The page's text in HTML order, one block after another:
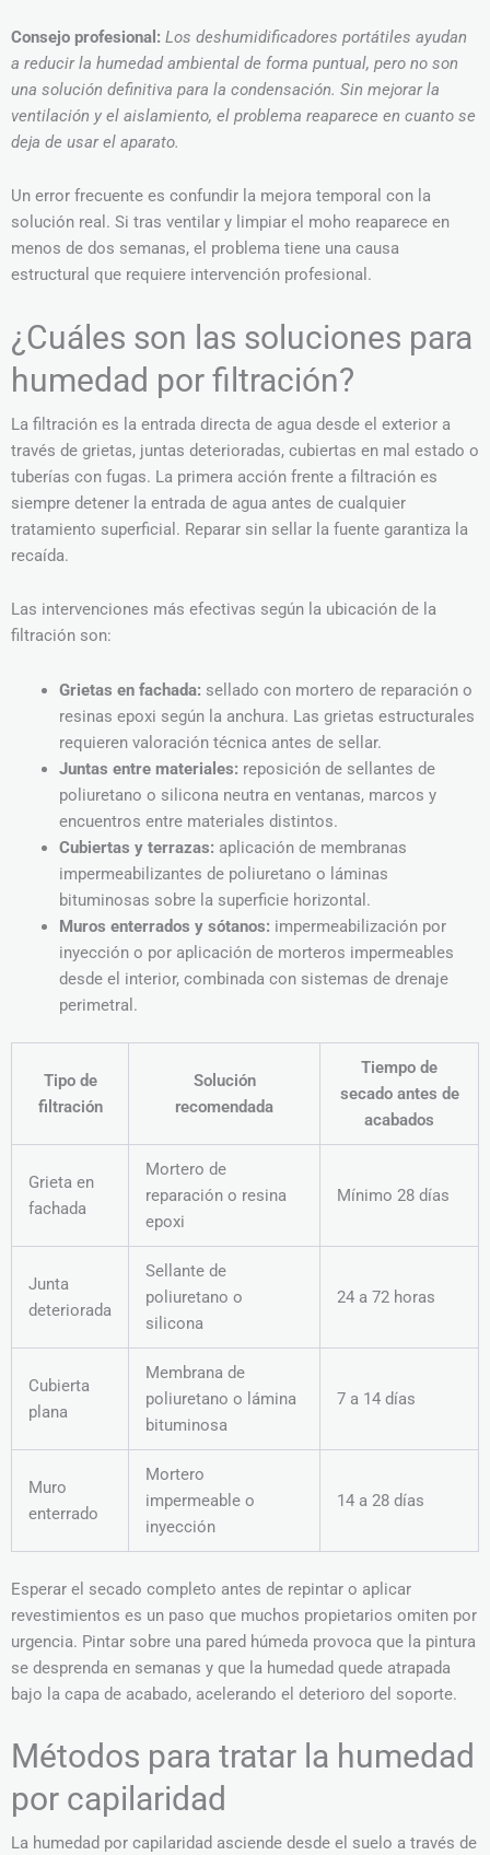
Consejo profesional: Los deshumidificadores portátiles ayudan
a reducir la humedad ambiental de forma puntual, pero no son
una solución definitiva para la condensación. Sin mejorar la
ventilación y el aislamiento, el problema reaparece en cuanto se
deja de usar el aparato.
Un error frecuente es confundir la mejora temporal con la
solución real. Si tras ventilar y limpiar el moho reaparece en
menos de dos semanas, el problema tiene una causa
estructural que requiere intervención profesional.
¿Cuáles son las soluciones para
humedad por filtración?
La filtración es la entrada directa de agua desde el exterior a
través de grietas, juntas deterioradas, cubiertas en mal estado o
tuberías con fugas. La primera acción frente a filtración es
siempre detener la entrada de agua antes de cualquier
tratamiento superficial. Reparar sin sellar la fuente garantiza la
recaída.
Las intervenciones más efectivas según la ubicación de la
filtración son:
Grietas en fachada: sellado con mortero de reparación o
resinas epoxi según la anchura. Las grietas estructurales
requieren valoración técnica antes de sellar.
Juntas entre materiales: reposición de sellantes de
poliuretano o silicona neutra en ventanas, marcos y
encuentros entre materiales distintos.
Cubiertas y terrazas: aplicación de membranas
impermeabilizantes de poliuretano o láminas
bituminosas sobre la superficie horizontal.
Muros enterrados y sótanos: impermeabilización por
inyección o por aplicación de morteros impermeables
desde el interior, combinada con sistemas de drenaje
perimetral.
Tipo de
filtración
Solución
recomendada
Tiempo de
secado antes de
acabados
Grieta en
fachada
Mortero de
reparación o resina
epoxi
Mínimo 28 días
Junta
deteriorada
Sellante de
poliuretano o
silicona
24 a 72 horas
Cubierta
plana
Membrana de
poliuretano o lámina
bituminosa
7 a 14 días
Muro
enterrado
Mortero
impermeable o
inyección
14 a 28 días
Esperar el secado completo antes de repintar o aplicar
revestimientos es un paso que muchos propietarios omiten por
urgencia. Pintar sobre una pared húmeda provoca que la pintura
se desprenda en semanas y que la humedad quede atrapada
bajo la capa de acabado, acelerando el deterioro del soporte.
Métodos para tratar la humedad
por capilaridad
La humedad por capilaridad asciende desde el suelo a través de